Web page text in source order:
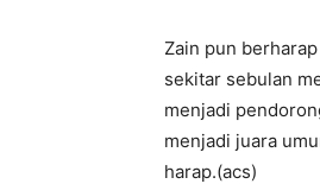
Zain pun
sekitar sebulan
menjadi
menjadi juara
harap.(acs)